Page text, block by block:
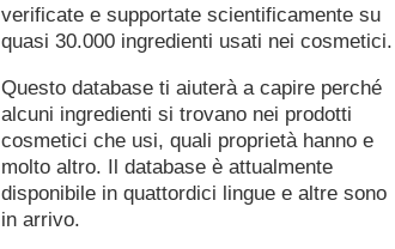
verificate e supportate scientificamente su
quasi 30.000 ingredienti usati nei cosmetici.
Questo database ti aiuterà a capire perché
alcuni ingredienti si trovano nei prodotti
cosmetici che usi, quali proprietà hanno e
molto altro. Il database è attualmente
disponibile in quattordici lingue e altre sono
in arrivo.